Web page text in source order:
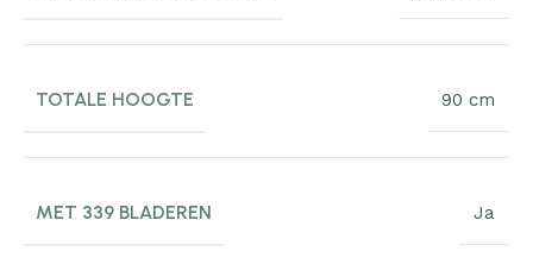
TOTALE HOOGTE 90 cm
MET 339 BLADEREN Ja